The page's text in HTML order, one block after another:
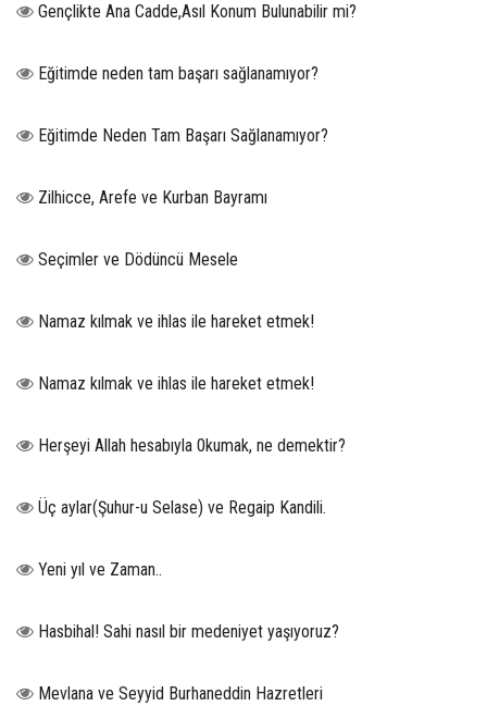
Gençlikte Ana Cadde,Asıl Konum Bulunabilir mi?
Eğitimde neden tam başarı sağlanamıyor?
Eğitimde Neden Tam Başarı Sağlanamıyor?
Zilhicce, Arefe ve Kurban Bayramı
Seçimler ve Dödüncü Mesele
Namaz kılmak ve ihlas ile hareket etmek!
Namaz kılmak ve ihlas ile hareket etmek!
Herşeyi Allah hesabıyla 0kumak, ne demektir?
Üç aylar(Şuhur-u Selase) ve Regaip Kandili.
Yeni yıl ve Zaman..
Hasbihal! Sahi nasıl bir medeniyet yaşıyoruz?
Mevlana ve Seyyid Burhaneddin Hazretleri